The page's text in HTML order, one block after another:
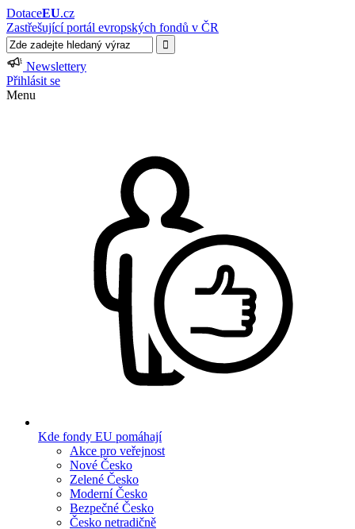
DotaceEU.cz
Zastřešující portál evropských fondů v ČR
Newslettery
Přihlásit se
Menu
Kde fondy EU pomáhají
Akce pro veřejnost
Nové Česko
Zelené Česko
Moderní Česko
Bezpečné Česko
Česko netradičně